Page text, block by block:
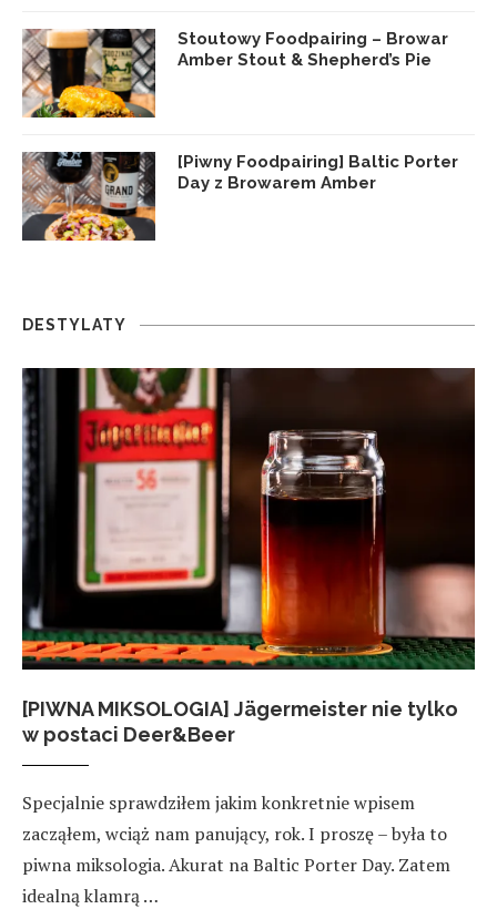
Stoutowy Foodpairing – Browar
Amber Stout & Shepherd’s Pie
[Piwny Foodpairing] Baltic Porter
Day z Browarem Amber
DESTYLATY
[PIWNA MIKSOLOGIA] Jägermeister nie tylko
w postaci Deer&Beer
Specjalnie sprawdziłem jakim konkretnie wpisem
zacząłem, wciąż nam panujący, rok. I proszę – była to
piwna miksologia. Akurat na Baltic Porter Day. Zatem
idealną klamrą …